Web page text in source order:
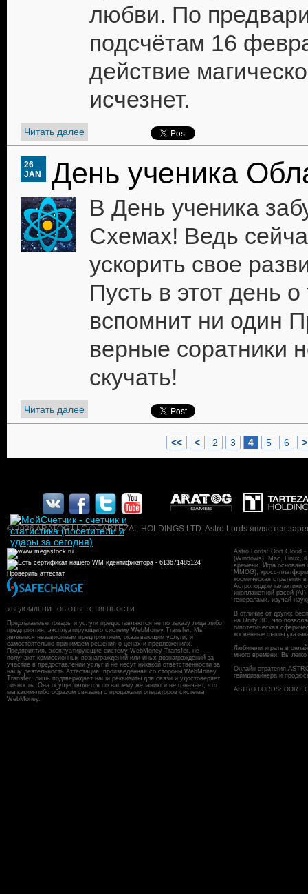
любви. По
подсчётам 16
действие
исчезнет.
Читать далее
День ученика
26
JAN
В День ученика
Схемах! Ведь
ускорить свое
Пусть в этот день
вспомнит ни один
верные соратники
скучать!
Читать далее
<< < 2 3 4 5 6 >
© 2026 ARATOG LLC © TARTEZAL HOLDINGS LTD. Astro Lords является
Проверить аттестат
УВЕДОМЛЕНИЕ ОБ ОТВЕТСТВЕННОСТИ
Предлагаемые товары и услуги предоставляются не по заказу лица либо
предприятия, эксплуатирующего систему WebMoney Transfer. Мы
являемся независимым предприятием, оказывающим услуги, и
самостоятельно принимаем решения о ценах и предложениях.
Предприятия, эксплуатирующие систему WebMoney Transfer, не
получают комиссионных вознаграждений или иных вознаграждений за
участие в предоставлении услуг и не несут никакой ответственности за
нашу деятельность.Аттестация, произведенная со стороны WebMoney
Transfer, лишь подтверждает наши реквизиты для связи и удостоверяет
личность. Она осуществляется по нашему желанию и не означает, что
мы каким-либо образом связаны с продажами операторов системы
WebMoney.
Astro Lords: Oort Cloud -
(Windows), Mac, Linux,
времени. Игра основана
MMOG), кросс-
космическая стратегия
Астролордом галактики
инопланетной расой
генералами, изучай
В отличие от других
на Unity 3D, что
гипотетическая
косвенные факты
Любители играть в
много времени. Вы
Онлайн стратегия
геймдизайнера и
ASTRO LORDS: OORT